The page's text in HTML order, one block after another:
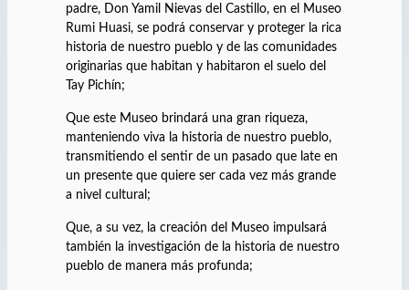
padre, Don Yamil Nievas del Castillo, en el Museo
Rumi Huasi, se podrá conservar y proteger la rica
historia de nuestro pueblo y de las comunidades
originarias que habitan y habitaron el suelo del
Tay Pichín;
Que este Museo brindará una gran riqueza,
manteniendo viva la historia de nuestro pueblo,
transmitiendo el sentir de un pasado que late en
un presente que quiere ser cada vez más grande
a nivel cultural;
Que, a su vez, la creación del Museo impulsará
también la investigación de la historia de nuestro
pueblo de manera más profunda;